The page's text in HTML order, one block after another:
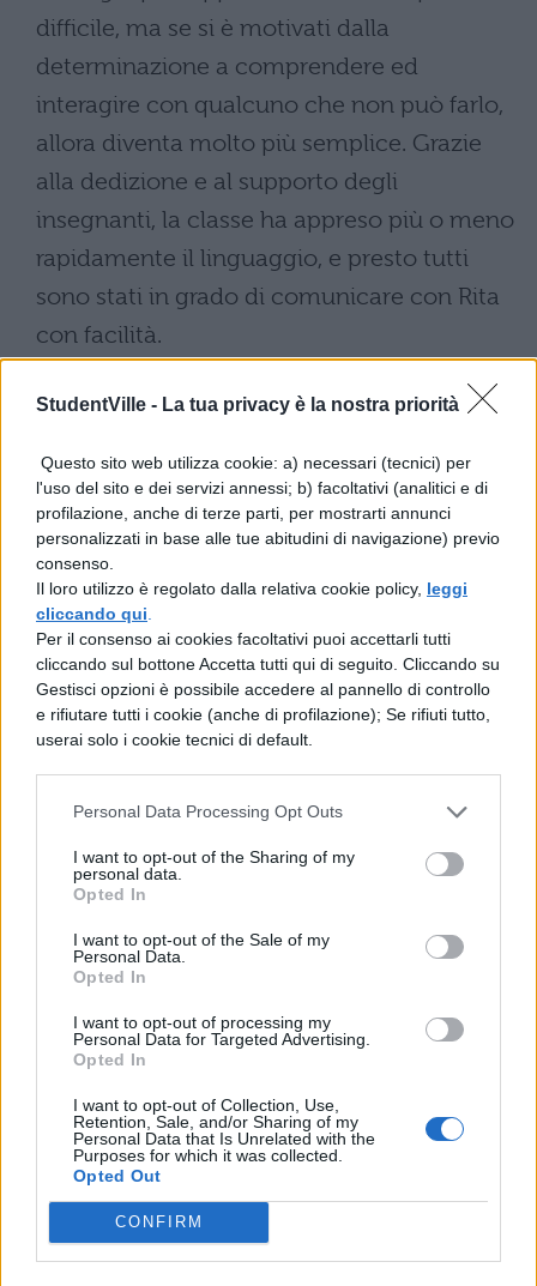
StudentVille - La tua privacy è la nostra priorità
Questo sito web utilizza cookie: a) necessari (tecnici) per
l'uso del sito e dei servizi annessi; b) facoltativi (analitici e di
profilazione, anche di terze parti, per mostrarti annunci
personalizzati in base alle tue abitudini di navigazione) previo
consenso.
Il loro utilizzo è regolato dalla relativa cookie policy, leggi
cliccando qui
Per il consenso ai cookies facoltativi puoi accettarli tutti
cliccando sul bottone Accetta tutti qui di seguito. Cliccando su
Gestisci opzioni è possibile accedere al pannello di controllo
e rifiutare tutti i cookie (anche di profilazione); Se rifiuti tutto,
userai solo i cookie tecnici di default.
Personal Data Processing Opt Outs
I want to opt-out of the Sharing of my
personal data.
Opted In
I want to opt-out of the Sale of my
Personal Data.
Opted In
I want to opt-out of processing my
Personal Data for Targeted Advertising.
Opted In
I want to opt-out of Collection, Use,
Retention, Sale, and/or Sharing of my
Personal Data that Is Unrelated with the
Purposes for which it was collected.
Opted Out
CONFIRM
difficile, ma se si è motivati ​​dalla
determinazione a comprendere ed
interagire con qualcuno che non può farlo,
allora diventa molto più semplice. Grazie
alla dedizione e al supporto degli
insegnanti, la classe ha appreso più o meno
rapidamente il linguaggio, e presto tutti
sono stati in grado di comunicare con Rita
con facilità.
ragazzi su un nuovo modo di comunicare e
di interagire con gli altri, consentendo loro
di apprezzare le sfide che le persone con
disabilità affrontano nella loro vita
quotidiana. Inoltre, la lingua dei segni ha
reso possibile per i compagni di classe di
Rita di includerla in conversazioni e attività
che altrimenti le sarebbero state precluse.
lingua dei segni rimanga parte del loro
bagaglio di competenze, continuando a
migliorare e sviluppare le loro abilità nella
stessa. La loro esperienza ha dimostrato
che l’empatia, la comprensione e l’apertura
mentale possono avere un impatto
significativo sulla vita delle persone con
disabilità. Senza dimenticare come
l’apprendimento della lingua dei segni
possa avere un risvolto positivo sulla vita di
tutti, migliorando la propria capacità di
comunicazione e la propria comprensione